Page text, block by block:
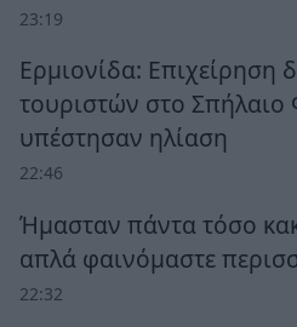
23:19
Ερμιονίδα: Επιχείρηση
τουριστών στο Σπήλαιο
υπέστησαν ηλίαση
22:46
Ήμασταν πάντα τόσο
απλά φαινόμαστε
22:32